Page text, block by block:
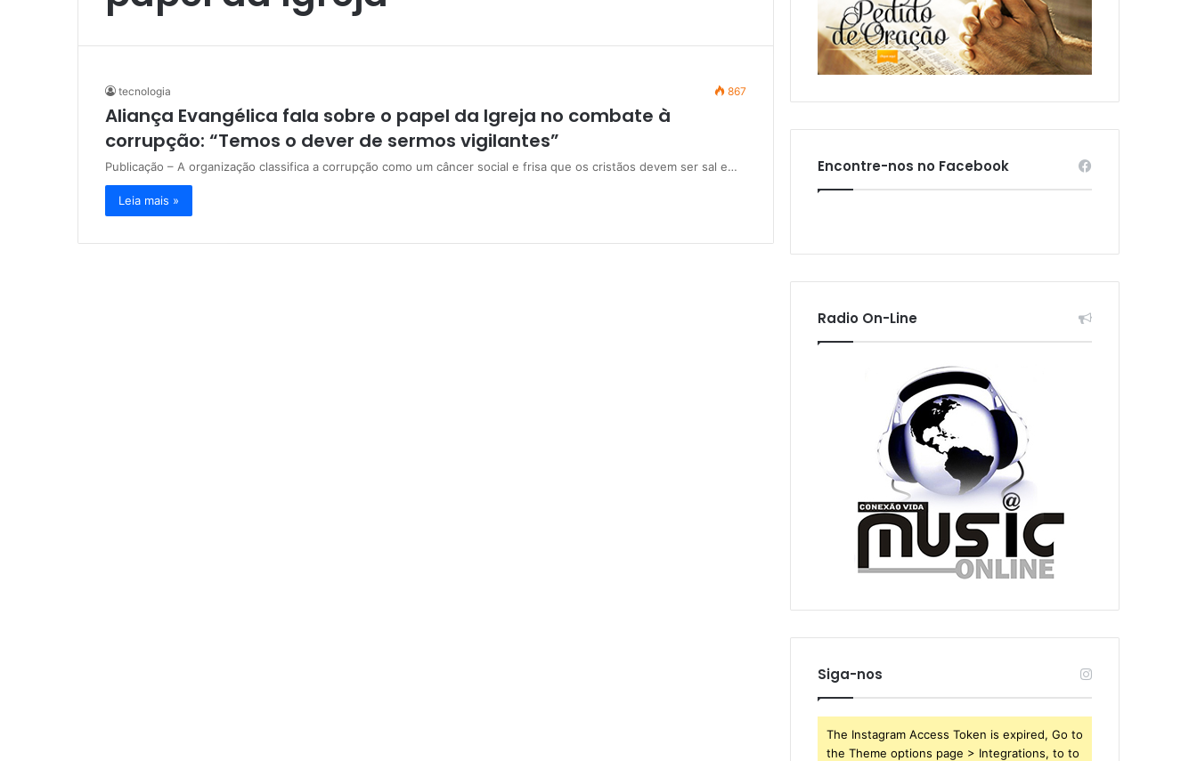
tecnologia 867
Aliança Evangélica fala sobre o papel da Igreja no combate à
corrupção: “Temos o dever de sermos vigilantes”
Publicação – A organização classifica a corrupção como um câncer social e frisa que os cristãos devem ser sal e…
Leia mais »
Encontre-nos no Facebook
Radio On-Line
Siga-nos
The Instagram Access Token is expired, Go to
the Theme options page > Integrations, to to